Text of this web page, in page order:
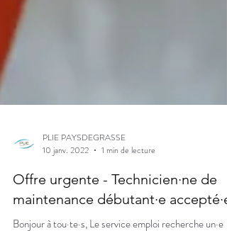
PLIE PAYSDEGRASSE
10 janv. 2022
1 min de lecture
Offre urgente - Technicien·ne de